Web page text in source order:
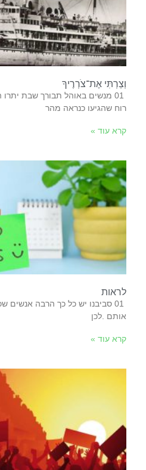
וְצַרְתִּי אֶת־צֹרְרֶיךָ
‬רוח‭ ‬שהגיעו‭ ‬כנראה‭ ‬מהר‭
קרא עוד »
לראות
‬אותם‭. ‬לכן‭
קרא עוד »